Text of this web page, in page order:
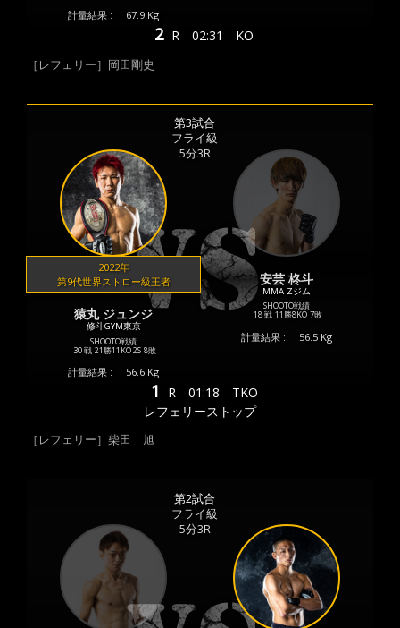
計量結果 : 67.9 Kg
2 R 02:31 KO
［レフェリー］岡田剛史
第3試合
フライ級
5分3R
2022年
第9代世界ストロー級王者
猿丸 ジュンジ
修斗GYM東京
SHOOTO戦績
30 戦 21勝11KO 2S 8敗
計量結果 : 56.6 Kg
安芸 柊斗
MMA Zジム
SHOOTO戦績
18 戦 11勝8KO 7敗
計量結果 : 56.5 Kg
1 R 01:18
TKO
レフェリーストップ
［レフェリー］柴田 旭
第2試合
フライ級
5分3R